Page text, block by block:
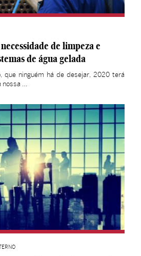
de limpeza e
de água gelada
que ninguém há de desejar, 2020 terá
…